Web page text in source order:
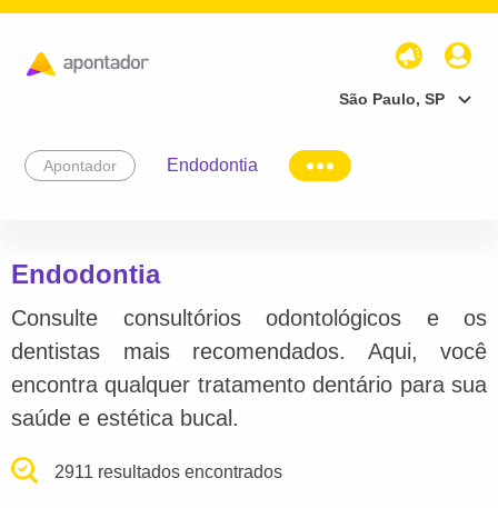
São Paulo, SP
Apontador Endodontia
Endodontia
Consulte consultórios odontológicos e os
dentistas mais recomendados. Aqui, você
encontra qualquer tratamento dentário para sua
saúde e estética bucal.
2911 resultados encontrados